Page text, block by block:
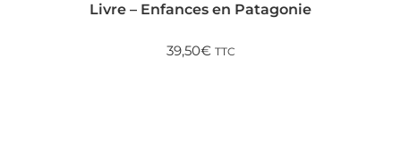
Livre – Enfances en Patagonie
39,50€ TTC